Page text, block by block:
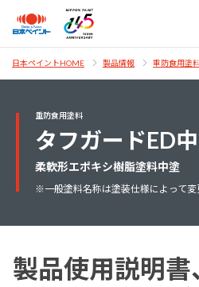
日本ペイントHOME 製品情報 重防食用塗
重防食用塗料
タフガードED
柔軟形エポキシ樹脂塗料中塗
※一般塗料名称は塗装仕様によって
製品使用説明書